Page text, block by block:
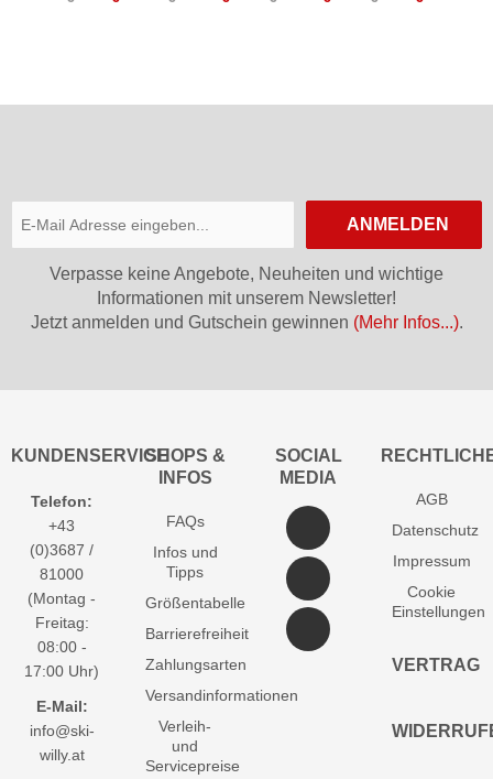
ANMELDEN
Verpasse keine Angebote, Neuheiten und wichtige
Informationen mit unserem Newsletter!
Jetzt anmelden und Gutschein gewinnen (Mehr Infos...).
KUNDENSERVICE
Telefon:
+43
(0)3687 /
81000
(Montag -
Freitag:
08:00 -
17:00 Uhr)
E-Mail:
info@ski-
willy.at
SHOPS &
INFOS
FAQs
Infos und
Tipps
Größentabelle
Barrierefreiheit
Zahlungsarten
Versandinformationen
Verleih-
und
Servicepreise
SOCIAL
MEDIA
AGB
Datenschutz
Impressum
Cookie
Einstellungen
VERTRAG